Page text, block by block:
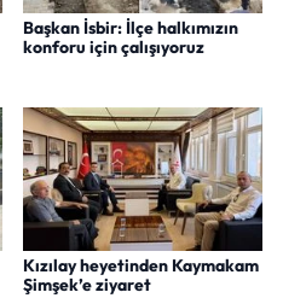
Başkan İsbir: İlçe halkımızın
konforu için çalışıyoruz
Kızılay heyetinden Kaymakam
Şimşek’e ziyaret